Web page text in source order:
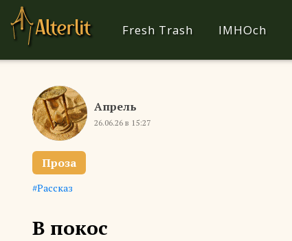
Fresh Trash IMHOch
Апрель
26.06.26 в 15:27
Проза
Рассказ
В покос